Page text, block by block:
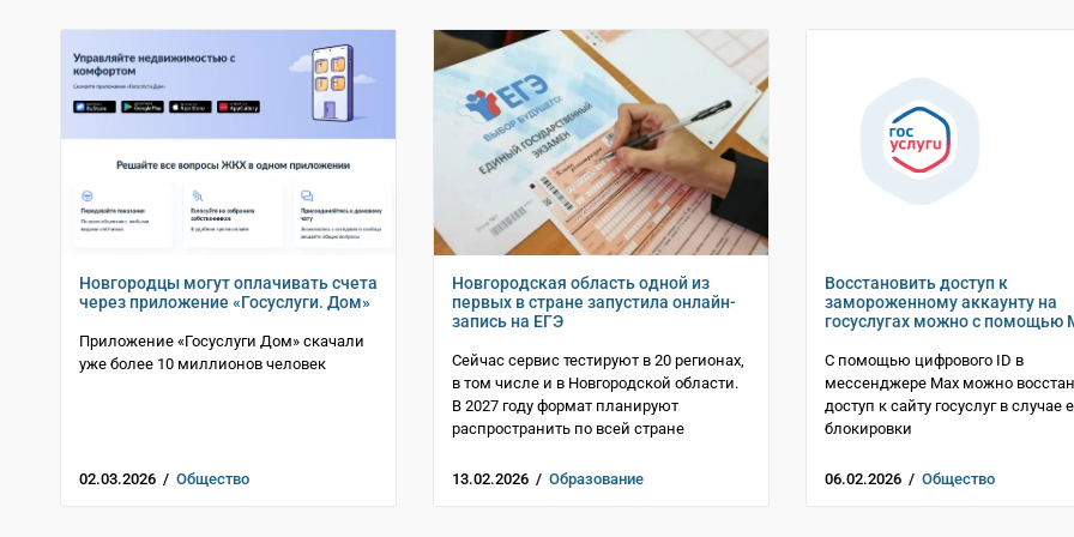
Новгородцы могут оплачивать счета
через приложение «Госуслуги. Дом»
Приложение «Госуслуги Дом» скачали
уже более 10 миллионов человек
02.03.2026 / Общество
Новгородская область одной из
первых в стране запустила онлайн-
запись на ЕГЭ
Сейчас сервис тестируют в 20 регионах,
в том числе и в Новгородской области.
В 2027 году формат планируют
распространить по всей стране
13.02.2026 / Образование
Восстановить доступ к
замороженному аккаунту на
госуслугах можно с помощью
С помощью цифрового ID в
мессенджере Mах можно
доступ к сайту госуслуг в случае
блокировки
06.02.2026 / Общество